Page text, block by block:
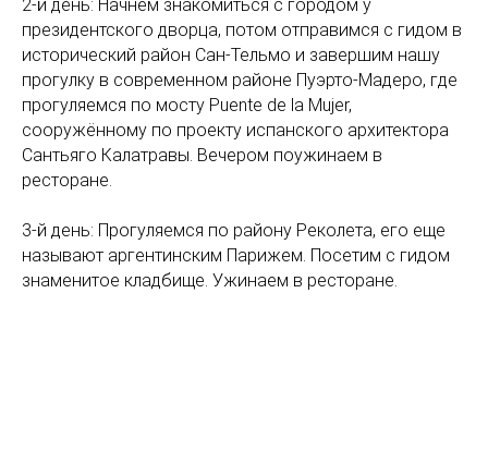
2-й день: Начнём знакомиться с городом у
президентского дворца, потом отправимся с гидом в
исторический район Сан-Тельмо и завершим нашу
прогулку в современном районе Пуэрто-Мадеро, где
прогуляемся по мосту Puente de la Mujer,
сооружённому по проекту испанского архитектора
Сантьяго Калатравы. Вечером поужинаем в
ресторане.
3-й день: Прогуляемся по району Реколета, его еще
называют аргентинским Парижем. Посетим с гидом
знаменитое кладбище. Ужинаем в ресторане.